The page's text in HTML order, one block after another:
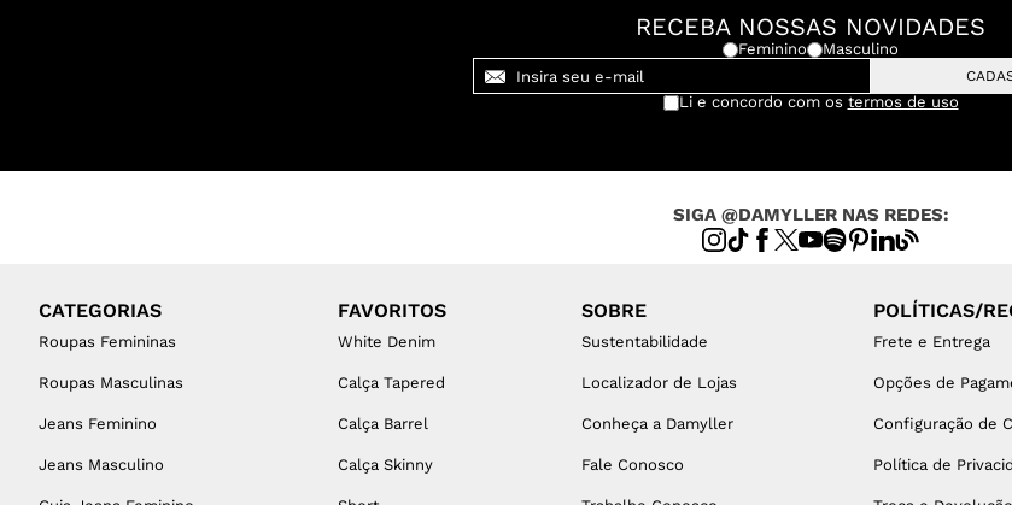
RECEBA NOSSAS NOVIDADES
Feminino Masculino
Li e concordo com os termos de uso
SIGA @DAMYLLER NAS REDES:
CATEGORIAS
Roupas Femininas
Roupas Masculinas
Jeans Feminino
Jeans Masculino
FAVORITOS
White Denim
Calça Tapered
Calça Barrel
Calça Skinny
SOBRE
Sustentabilidade
Localizador de Lojas
Conheça a Damyller
Fale Conosco
POLÍTICAS/
Frete e Entrega
Opções de
Configuração de
Política de